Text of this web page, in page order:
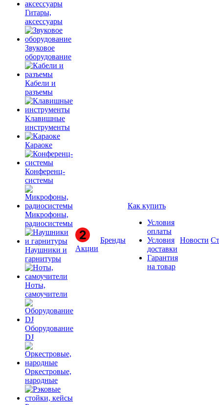
Гитары,
аксессуары
Звуковое
оборудование
Кабели и
разъемы
Клавишные
инструменты
Караоке
Конференц-
системы
Микрофоны,
радиосистемы
Наушники и
гарнитуры
Ноты,
самоучители
Оборудование
DJ
Оркестровые,
народные
Акции
Бренды
Как купить
Условия
оплаты
Условия
доставки
Гарантия
на товар
Новости